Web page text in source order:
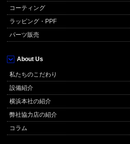
コーティング
ラッピング・PPF
パーツ販売
About Us
私たちのこだわり
設備紹介
横浜本社の紹介
弊社協力店の紹介
コラム